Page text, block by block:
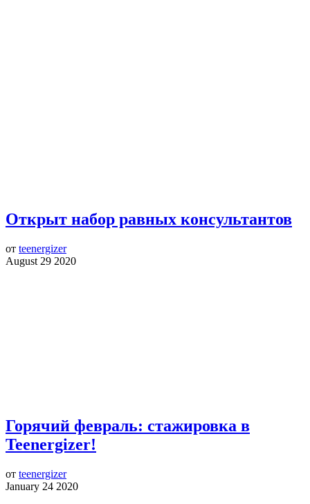
Открыт набор равных консультантов
от teenergizer
August 29 2020
Горячий февраль: стажировка в
Teenergizer!
от teenergizer
January 24 2020